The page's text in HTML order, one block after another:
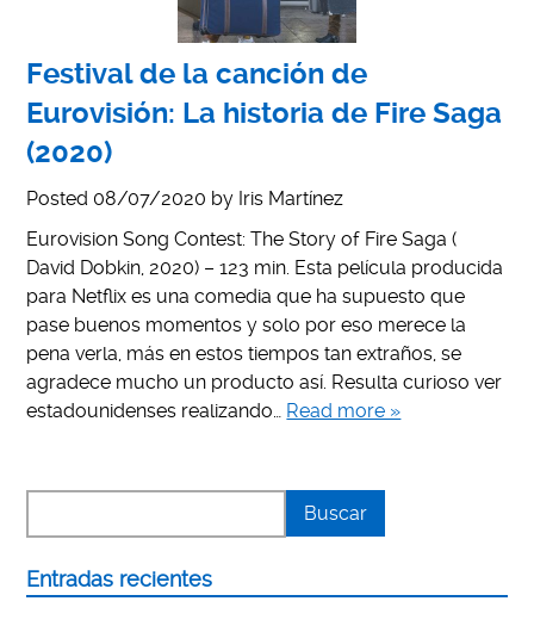
Festival de la canción de
Eurovisión: La historia de Fire Saga
(2020)
Posted 08/07/2020 by Iris Martínez
Eurovision Song Contest: The Story of Fire Saga (
David Dobkin, 2020) – 123 min. Esta película producida
para Netflix es una comedia que ha supuesto que
pase buenos momentos y solo por eso merece la
pena verla, más en estos tiempos tan extraños, se
agradece mucho un producto así. Resulta curioso ver
estadounidenses realizando… Read more »
Entradas recientes